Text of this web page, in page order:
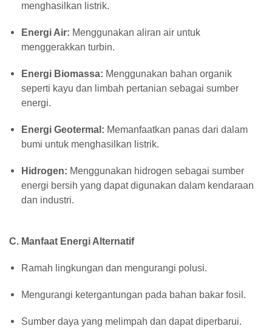
menghasilkan listrik.
Energi Air: Menggunakan aliran air untuk
menggerakkan turbin.
Energi Biomassa: Menggunakan bahan organik
seperti kayu dan limbah pertanian sebagai sumber
energi.
Energi Geotermal: Memanfaatkan panas dari dalam
bumi untuk menghasilkan listrik.
Hidrogen: Menggunakan hidrogen sebagai sumber
energi bersih yang dapat digunakan dalam kendaraan
dan industri.
C. Manfaat Energi Alternatif
Ramah lingkungan dan mengurangi polusi.
Mengurangi ketergantungan pada bahan bakar fosil.
Sumber daya yang melimpah dan dapat diperbarui.